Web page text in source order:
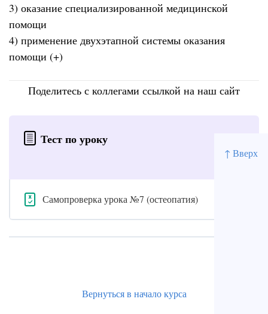
↑ Вверх
3) оказание специализированной медицинской
помощи
4) применение двухэтапной системы оказания
помощи (+)
Поделитесь с коллегами ссылкой на наш сайт
Тест по уроку
Самопроверка урока №7 (остеопатия)
Вернуться в начало курса